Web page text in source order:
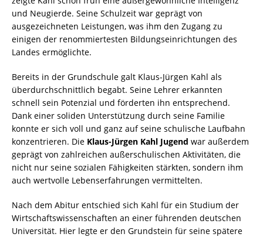
und Neugierde. Seine Schulzeit war geprägt von
ausgezeichneten Leistungen, was ihm den Zugang zu
einigen der renommiertesten Bildungseinrichtungen des
Landes ermöglichte.
Bereits in der Grundschule galt Klaus-Jürgen Kahl als
überdurchschnittlich begabt. Seine Lehrer erkannten
schnell sein Potenzial und förderten ihn entsprechend.
Dank einer soliden Unterstützung durch seine Familie
konnte er sich voll und ganz auf seine schulische Laufbahn
konzentrieren. Die Klaus-Jürgen Kahl Jugend war außerdem
geprägt von zahlreichen außerschulischen Aktivitäten, die
nicht nur seine sozialen Fähigkeiten stärkten, sondern ihm
auch wertvolle Lebenserfahrungen vermittelten.
Nach dem Abitur entschied sich Kahl für ein Studium der
Wirtschaftswissenschaften an einer führenden deutschen
Universität. Hier legte er den Grundstein für seine spätere